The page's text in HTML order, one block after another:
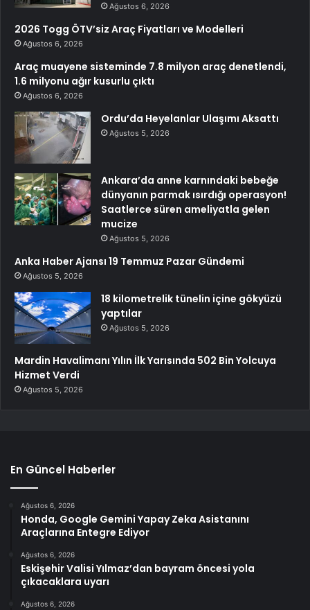
Ağustos 6, 2026
2026 Togg ÖTV’siz Araç Fiyatları ve Modelleri
Ağustos 6, 2026
Araç muayene sisteminde 7.8 milyon araç denetlendi,
1.6 milyonu ağır kusurlu çıktı
Ağustos 6, 2026
Ordu’da Heyelanlar Ulaşımı Aksattı
Ağustos 5, 2026
Ankara’da anne karnındaki bebeğe
dünyanın parmak ısırdığı operasyon!
Saatlerce süren ameliyatla gelen
mucize
Ağustos 5, 2026
Anka Haber Ajansı 19 Temmuz Pazar Gündemi
Ağustos 5, 2026
18 kilometrelik tünelin içine gökyüzü
yaptılar
Ağustos 5, 2026
Mardin Havalimanı Yılın İlk Yarısında 502 Bin Yolcuya
Hizmet Verdi
Ağustos 5, 2026
En Güncel Haberler
Ağustos 6, 2026
Honda, Google Gemini Yapay Zeka Asistanını
Araçlarına Entegre Ediyor
Ağustos 6, 2026
Eskişehir Valisi Yılmaz’dan bayram öncesi yola
çıkacaklara uyarı
Ağustos 6, 2026